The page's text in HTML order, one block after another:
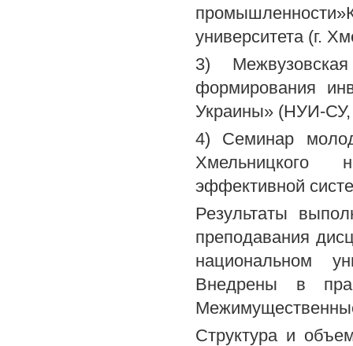
университета (г.
3)
формирования
Украины» (НУИ-СУ,
4) Семинар
Хмельницкого
эффективной
Результаты
преподавания
национальном
Внедрены в
Структура и